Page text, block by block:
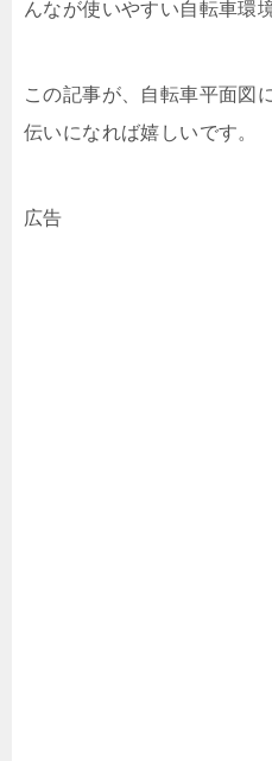
んなが使いやすい自転車環
この記事が、自転車平面図
伝いになれば嬉しいです。
広告